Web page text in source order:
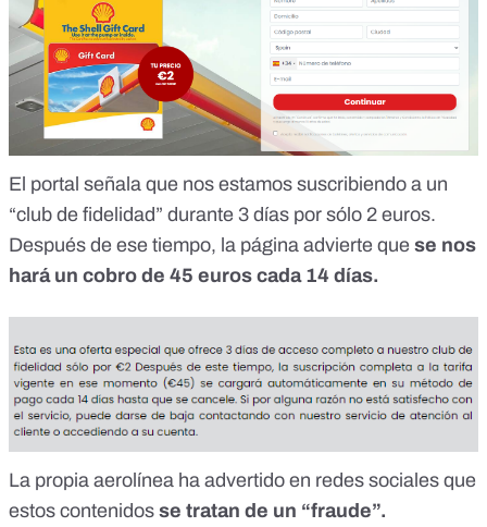
El portal señala que nos estamos suscribiendo a un
“club de fidelidad” durante 3 días por sólo 2 euros.
Después de ese tiempo, la página advierte que se nos
hará un cobro de 45 euros cada 14 días.
La propia aerolínea ha advertido en redes sociales que
estos contenidos se tratan de un “fraude”.